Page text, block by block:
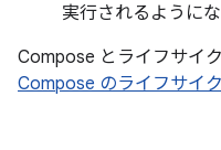
実行されるようにな
Compose とライフサイ
Compose のライフサイ